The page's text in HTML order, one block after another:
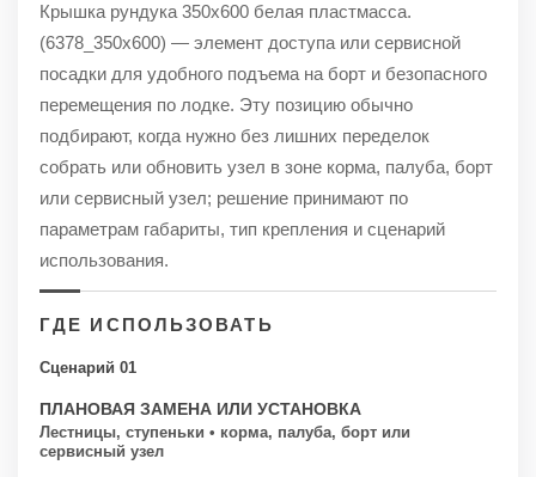
Крышка рундука 350х600 белая пластмасса.
(6378_350x600) — элемент доступа или сервисной
посадки для удобного подъема на борт и безопасного
перемещения по лодке. Эту позицию обычно
подбирают, когда нужно без лишних переделок
собрать или обновить узел в зоне корма, палуба, борт
или сервисный узел; решение принимают по
параметрам габариты, тип крепления и сценарий
использования.
ГДЕ ИСПОЛЬЗОВАТЬ
Сценарий 01
ПЛАНОВАЯ ЗАМЕНА ИЛИ УСТАНОВКА
Лестницы, ступеньки • корма, палуба, борт или
сервисный узел